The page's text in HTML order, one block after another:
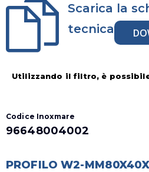
Scarica la
tecnica
Utilizzando il filtro, è
Codice Inoxmare
96648004002
PROFILO W2-